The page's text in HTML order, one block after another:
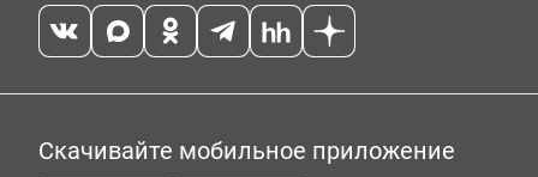
Скачивайте мобильное приложение